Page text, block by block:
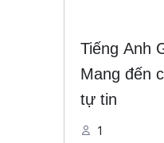
Tiếng Anh
Mang đến
tự tin
1